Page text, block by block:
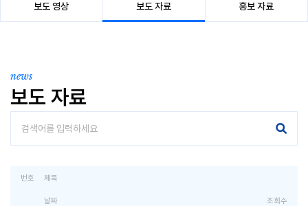
보도 영상 보도 자료 홍보 자료
news
보도 자료
번호 제목
날짜 조회수